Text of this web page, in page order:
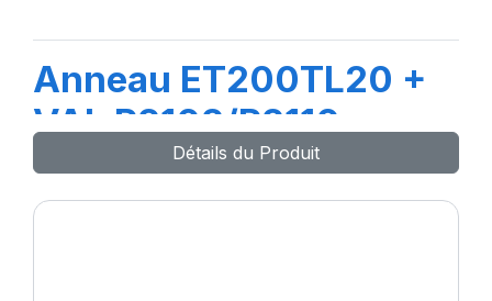
Anneau ET200TL20 +
VAL R2102/R2110
Détails du Produit